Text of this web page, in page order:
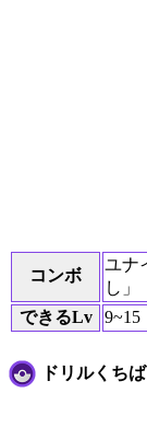
コンボ
ユナ
し」
できるLv
9~15
ドリルくち